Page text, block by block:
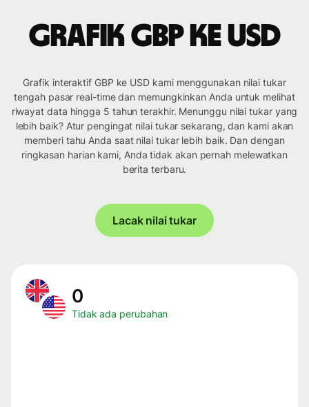
Grafik GBP ke USD
Grafik interaktif GBP ke USD kami menggunakan nilai tukar
tengah pasar real-time dan memungkinkan Anda untuk melihat
riwayat data hingga 5 tahun terakhir. Menunggu nilai tukar yang
lebih baik? Atur pengingat nilai tukar sekarang, dan kami akan
memberi tahu Anda saat nilai tukar lebih baik. Dan dengan
ringkasan harian kami, Anda tidak akan pernah melewatkan
berita terbaru.
Lacak nilai tukar
0
Tidak ada perubahan